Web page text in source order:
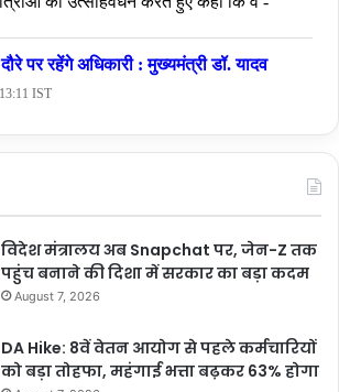
विदेश मंत्रालय अब Snapchat पर, जेन-Z तक
पहुंच बनाने की दिशा में सरकार का बड़ा कदम
August 7, 2026
DA Hike: 8वें वेतन आयोग से पहले कर्मचारियों
को बड़ा तोहफा, महंगाई भत्ता बढ़कर 63% होगा